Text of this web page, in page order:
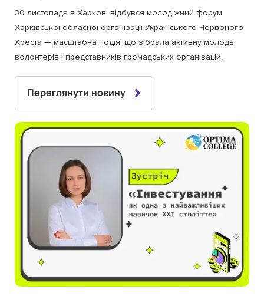
30 листопада в Харкові відбувся молодіжний форум
Харківської обласної організації Українського Червоного
Хреста — масштабна подія, що зібрала активну молодь,
волонтерів і представників громадських організацій.
Переглянути новину